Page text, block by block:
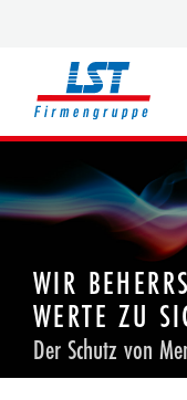
WIR
WERTE ZU
Der Schutz von